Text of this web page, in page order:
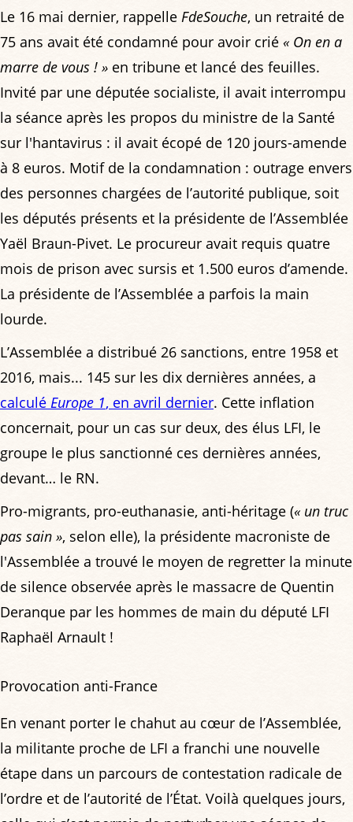
Le 16 mai dernier, rappelle FdeSouche, un retraité de
75 ans avait été condamné pour avoir crié « On en a
marre de vous ! » en tribune et lancé des feuilles.
Invité par une députée socialiste, il avait interrompu
la séance après les propos du ministre de la Santé
sur l'hantavirus : il avait écopé de 120 jours-amende
à 8 euros. Motif de la condamnation : outrage envers
des personnes chargées de l’autorité publique, soit
les députés présents et la présidente de l’Assemblée
Yaël Braun-Pivet. Le procureur avait requis quatre
mois de prison avec sursis et 1.500 euros d’amende.
La présidente de l’Assemblée a parfois la main
lourde.
L’Assemblée a distribué 26 sanctions, entre 1958 et
2016, mais... 145 sur les dix dernières années, a
calculé Europe 1, en avril dernier. Cette inflation
concernait, pour un cas sur deux, des élus LFI, le
groupe le plus sanctionné ces dernières années,
devant… le RN.
Pro-migrants, pro-euthanasie, anti-héritage (« un truc
pas sain », selon elle), la présidente macroniste de
l'Assemblée a trouvé le moyen de regretter la minute
de silence observée après le massacre de Quentin
Deranque par les hommes de main du député LFI
Raphaël Arnault !
Provocation anti-France
En venant porter le chahut au cœur de l’Assemblée,
la militante proche de LFI a franchi une nouvelle
étape dans un parcours de contestation radicale de
l’ordre et de l’autorité de l’État. Voilà quelques jours,